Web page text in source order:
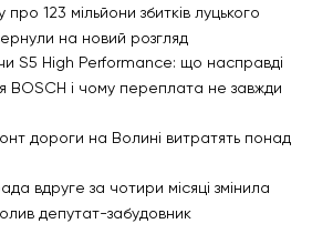
123 мільйони збитків луцького
на новий розгляд
S5 High Performance: що насправді
BOSCH і чому переплата не завжди
дороги на Волині витратять понад
вдруге за чотири місяці змінила
депутат-забудовник